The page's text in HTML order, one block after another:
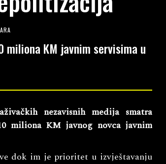
miliona KM javnim servisima u
nezavisnih medija smatra
miliona KM javnog novca javnim
dok im je prioritet u izvještavanju